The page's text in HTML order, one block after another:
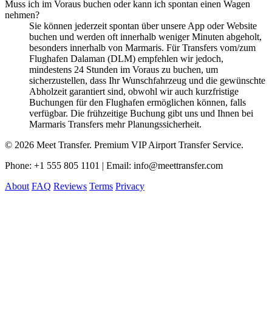
Muss ich im Voraus buchen oder kann ich spontan einen Wagen
nehmen?
Sie können jederzeit spontan über unsere App oder Website
buchen und werden oft innerhalb weniger Minuten abgeholt,
besonders innerhalb von Marmaris. Für Transfers vom/zum
Flughafen Dalaman (DLM) empfehlen wir jedoch,
mindestens 24 Stunden im Voraus zu buchen, um
sicherzustellen, dass Ihr Wunschfahrzeug und die gewünschte
Abholzeit garantiert sind, obwohl wir auch kurzfristige
Buchungen für den Flughafen ermöglichen können, falls
verfügbar. Die frühzeitige Buchung gibt uns und Ihnen bei
Marmaris Transfers mehr Planungssicherheit.
© 2026 Meet Transfer. Premium VIP Airport Transfer Service.
Phone: +1 555 805 1101 | Email: info@meettransfer.com
About FAQ Reviews Terms Privacy